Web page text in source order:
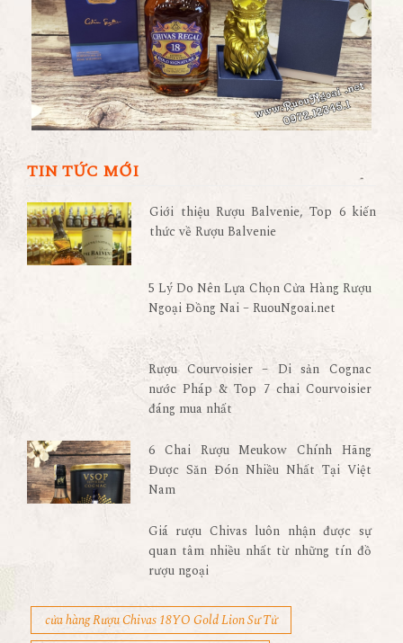
TIN TỨC MỚI
Giới thiệu Rượu Balvenie, Top 6 kiến
thức về Rượu Balvenie
5 Lý Do Nên Lựa Chọn Cửa Hàng Rượu
Ngoại Đồng Nai – RuouNgoai.net
Rượu Courvoisier – Di sản Cognac
nước Pháp & Top 7 chai Courvoisier
đáng mua nhất
6 Chai Rượu Meukow Chính Hãng
Được Săn Đón Nhiều Nhất Tại Việt
Nam
Giá rượu Chivas luôn nhận được sự
quan tâm nhiều nhất từ những tín đồ
rượu ngoại
cửa hàng Rượu Chivas 18YO Gold Lion Sư Tử